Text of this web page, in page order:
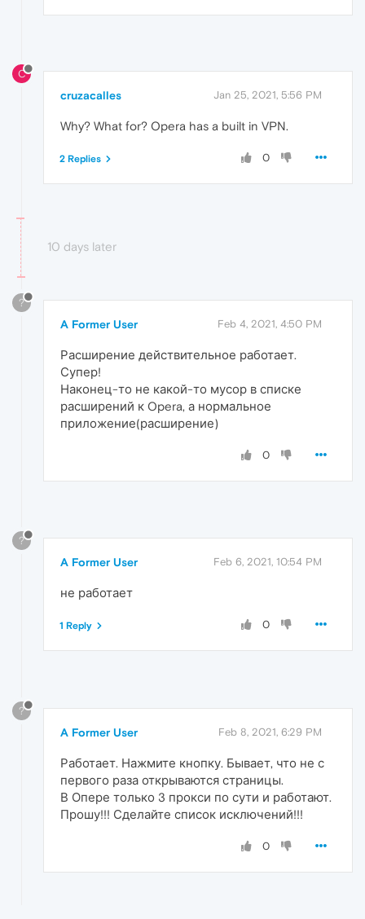
C
cruzacalles Jan 25, 2021, 5:56 PM
Why? What for? Opera has a built in VPN.
0
2 Replies
10 days later
?
A Former User Feb 4, 2021, 4:50 PM
Расширение действительное работает.
Супер!
Наконец-то не какой-то мусор в списке
расширений к Opera, а нормальное
приложение(расширение)
0
?
A Former User Feb 6, 2021, 10:54 PM
не работает
0
1 Reply
?
A Former User Feb 8, 2021, 6:29 PM
Работает. Нажмите кнопку. Бывает, что не с
первого раза открываются страницы.
В Опере только 3 прокси по сути и работают.
Прошу!!! Сделайте список исключений!!!
0